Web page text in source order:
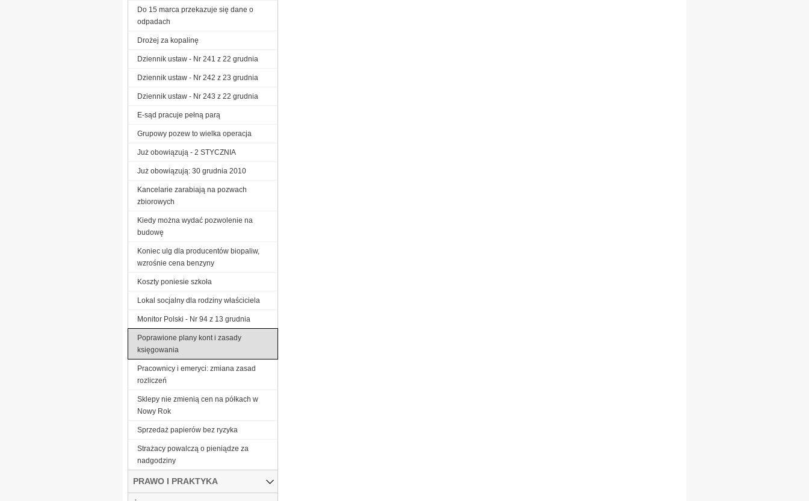
Do 15 marca przekazuje się dane o
odpadach
Drożej za kopalinę
Dziennik ustaw - Nr 241 z 22 grudnia
Dziennik ustaw - Nr 242 z 23 grudnia
Dziennik ustaw - Nr 243 z 22 grudnia
E-sąd pracuje pełną parą
Grupowy pozew to wielka operacja
Już obowiązują - 2 STYCZNIA
Już obowiązują: 30 grudnia 2010
Kancelarie zarabiają na pozwach
zbiorowych
Kiedy można wydać pozwolenie na
budowę
Koniec ulg dla producentów biopaliw,
wzrośnie cena benzyny
Koszty poniesie szkoła
Lokal socjalny dla rodziny właściciela
Monitor Polski - Nr 94 z 13 grudnia
Poprawione plany kont i zasady
księgowania
Pracownicy i emeryci: zmiana zasad
rozliczeń
Sklepy nie zmienią cen na półkach w
Nowy Rok
Sprzedaż papierów bez ryzyka
Strażacy powalczą o pieniądze za
nadgodziny
PRAWO I PRAKTYKA